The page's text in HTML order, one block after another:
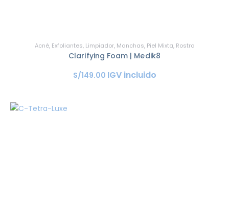
Acné, Exfoliantes, Limpiador, Manchas, Piel Mixta, Rostro
Clarifying Foam | Medik8
S/149.00 IGV incluido